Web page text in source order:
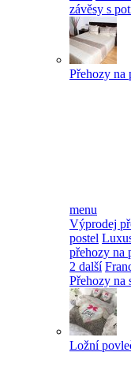
závěsy s
Přehozy na
menu
Výprodej
postel
přehozy na
2 další
Přehozy na
Ložní